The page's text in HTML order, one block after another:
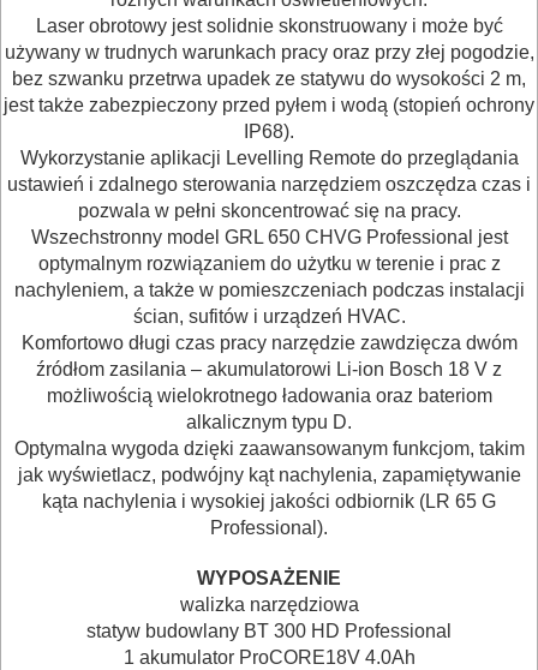
POMIAROWE
NARZĘDZIA
BUDOWLANE
I
ELEKTRY..
Lasery
Dalmierze
Wykrywacze
Miary
Poziomice
Niwelacja
Mierniki
Laser obrotowy jest solidnie skonstruowany i może być
używany w trudnych warunkach pracy oraz przy złej pogodzie,
bez szwanku przetrwa upadek ze statywu do wysokości 2 m,
jest także zabezpieczony przed pyłem i wodą (stopień ochrony
IP68).
Wykorzystanie aplikacji Levelling Remote do przeglądania
ustawień i zdalnego sterowania narzędziem oszczędza czas i
pozwala w pełni skoncentrować się na pracy.
Wszechstronny model GRL 650 CHVG Professional jest
optymalnym rozwiązaniem do użytku w terenie i prac z
nachyleniem, a także w pomieszczeniach podczas instalacji
ścian, sufitów i urządzeń HVAC.
Komfortowo długi czas pracy narzędzie zawdzięcza dwóm
źródłom zasilania – akumulatorowi Li-ion Bosch 18 V z
możliwością wielokrotnego ładowania oraz bateriom
alkalicznym typu D.
Optymalna wygoda dzięki zaawansowanym funkcjom, takim
jak wyświetlacz, podwójny kąt nachylenia, zapamiętywanie
kąta nachylenia i wysokiej jakości odbiornik (LR 65 G
Professional).
WYPOSAŻENIE
walizka narzędziowa
statyw budowlany BT 300 HD Professional
1 akumulator ProCORE18V 4.0Ah